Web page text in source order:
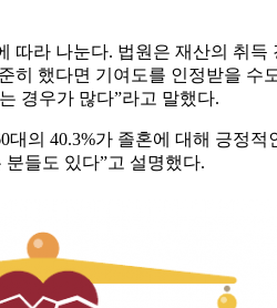
라 나눈다. 법원은 재산의 취
했다면 기여도를 인정받을 수
경우가 많다”라고 말했다.
의 40.3%가 졸혼에 대해 긍정
들도 있다”고 설명했다.